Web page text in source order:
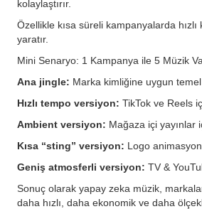
kolaylaştırır.
Özellikle kısa süreli kampanyalarda
yaratır.
Mini Senaryo: 1 Kampanya ile 5 Müzik
Ana jingle: Marka kimliğine uygun temel
Hızlı tempo versiyon: TikTok ve Reels
Ambient versiyon: Mağaza içi yayınlar
Kısa “sting” versiyon: Logo
Geniş atmosferli versiyon: TV &
Sonuç olarak yapay zeka müzik,
daha hızlı, daha ekonomik ve daha